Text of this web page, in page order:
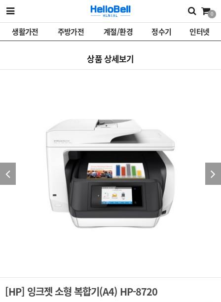
0
생활가전 주방가전 계절/환경 정수기 인터넷
상품 상세보기
[HP] 잉크젯 소형 복합기(A4) HP-8720